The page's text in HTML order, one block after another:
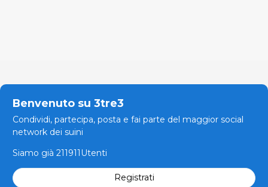
Benvenuto su 3tre3
Condividi, partecipa, posta e fai parte del maggior social
network dei suini
Siamo già 211911Utenti
Registrati